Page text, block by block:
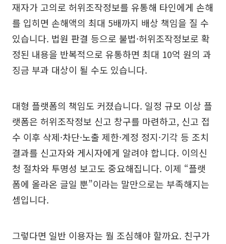
재자가 고의로 허위조작정보를 유통해 타인에게 손해
를 입히면 손해액의 최대 5배까지 배상 책임을 질 수
있습니다. 법원 판결 등으로 불법·허위조작정보로 확
정된 내용을 반복적으로 유통하면 최대 10억 원의 과
징금 부과 대상이 될 수도 있습니다.
대형 플랫폼의 책임도 커졌습니다. 일정 규모 이상 플
랫폼은 허위조작정보 신고 창구를 마련하고, 신고 접
수 이후 삭제·차단·노출 제한·계정 정지·기각 등 조치
결과를 신고자와 게시자에게 알려야 합니다. 이의신
청 절차와 투명성 보고도 중요해집니다. 이제 “플랫
폼에 올라온 글일 뿐”이라는 말만으로는 부족해지는
셈입니다.
그렇다면 일반 이용자는 뭘 조심해야 할까요. 친구가